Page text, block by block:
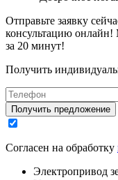
Отправьте заявку
консультацию онлайн!
за 20 минут!
Получить
Получить предложение
Согласен на обработку
Электропривод